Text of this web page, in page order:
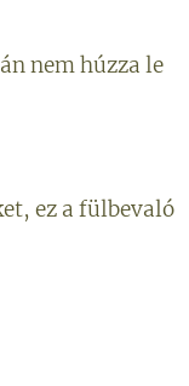
nem húzza le
ez a fülbevaló